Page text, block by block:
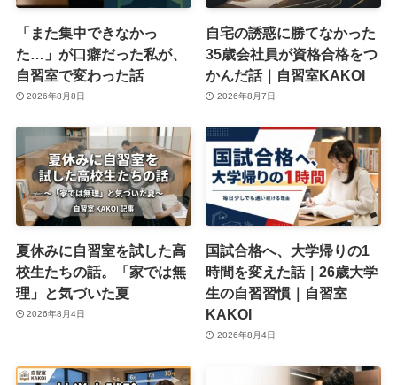
「また集中できなかっ
た…」が口癖だった私が、
自習室で変わった話
2026年8月8日
自宅の誘惑に勝てなかった
35歳会社員が資格合格をつ
かんだ話｜自習室KAKOI
2026年8月7日
夏休みに自習室を試した高
校生たちの話。「家では無
理」と気づいた夏
2026年8月4日
国試合格へ、大学帰りの1
時間を変えた話｜26歳大学
生の自習習慣｜自習室
KAKOI
2026年8月4日